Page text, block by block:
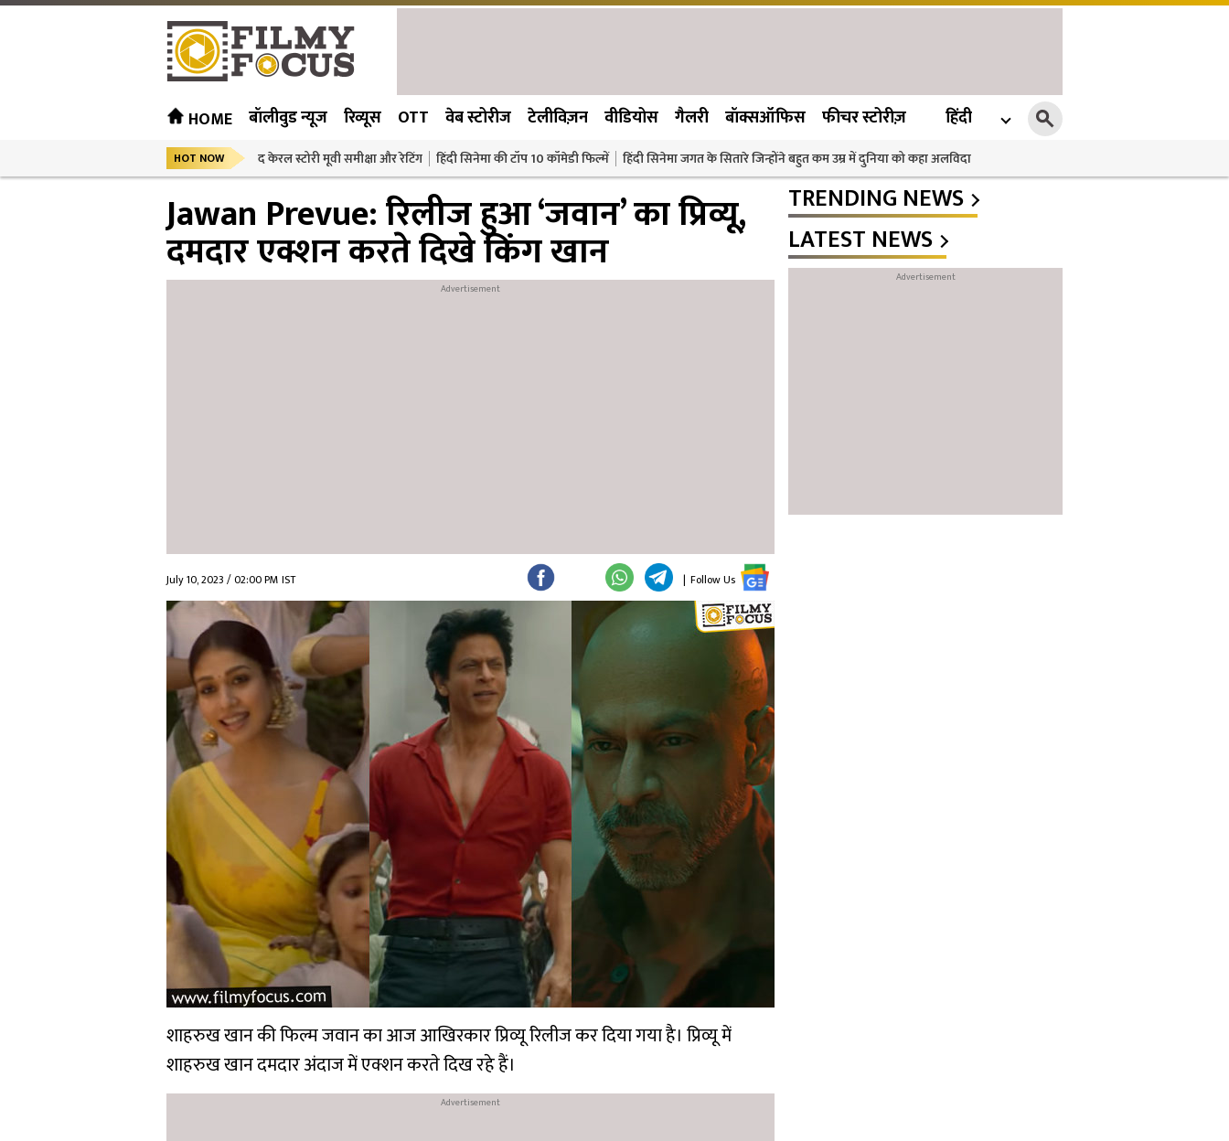
HOME बॉलीवुड न्यूज रिव्यूस OTT वेब स्टोरीज टेलीविज़न वीडियोस गैलरी बॉक्सऑफिस फीचर स्टोरीज़ हिंदी
HOT NOW द केरल स्टोरी मूवी समीक्षा और रेटिंग हिंदी सिनेमा की टॉप 10 कॉमेडी फिल्में हिंदी सिनेमा जगत के सितारे जिन्होंने बहुत कम उम्र में दुनिया को कहा अलविदा
Jawan Prevue: रिलीज हुआ ‘जवान’ का प्रिव्यू,
दमदार एक्शन करते दिखे किंग खान
July 10, 2023 / 02:00 PM IST | Follow Us
शाहरुख खान की फिल्म जवान का आज आखिरकार प्रिव्यू रिलीज कर दिया गया है। प्रिव्यू में
शाहरुख खान दमदार अंदाज में एक्शन करते दिख रहे हैं।
TRENDING NEWS
LATEST NEWS